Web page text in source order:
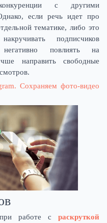
с другими
если речь идет про
тематике, либо это
подписчиков
повлиять на
направить свободные
Сохраняем фото-видео
работе с раскруткой